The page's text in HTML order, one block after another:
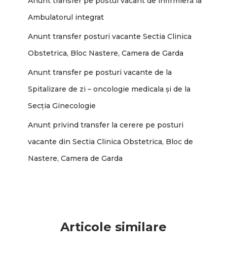
Ambulatorul integrat
Anunt transfer posturi vacante Sectia Clinica
Obstetrica, Bloc Nastere, Camera de Garda
Anunt transfer pe posturi vacante de la
Spitalizare de zi – oncologie medicala și de la
Secția Ginecologie
Anunt privind transfer la cerere pe posturi
vacante din Sectia Clinica Obstetrica, Bloc de
Nastere, Camera de Garda
Articole similare